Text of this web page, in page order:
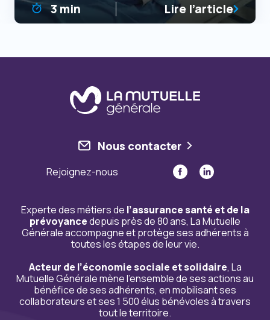
3 min Lire l’article
Nous contacter
Rejoignez-nous
Experte des métiers de l’assurance santé et de la
prévoyancedepuis près de 80 ans, La Mutuelle
Générale accompagne et protège ses adhérents à
toutes les étapes de leur vie.
Acteur de l’économie sociale et solidaire, La
Mutuelle Générale mène l’ensemble de ses actions au
bénéfice de ses adhérents, en mobilisant ses
collaborateurs et ses 1 500 élus bénévoles à travers
tout le territoire.